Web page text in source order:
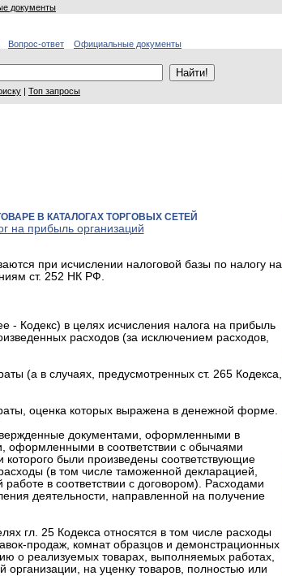
документы
Вопрос-ответ
Официальные документы
| Топ запросы
В КАТАЛОГАХ ТОРГОВЫХ СЕТЕЙ
на прибыль организаций
при исчислении налоговой базы по налогу на
ст. 252 НК РФ.
- Кодекс) в целях исчисления налога на прибыль
расходов (за исключением расходов,
(а в случаях, предусмотренных ст. 265 Кодекса,
оценка которых выражена в денежной форме.
документами, оформленными в
оформленными в соответствии с обычаями
были произведены соответствующие
(в том числе таможенной декларацией,
в соответствии с договором). Расходами
деятельности, направленной на получение
гл. 25 Кодекса относятся в том числе расходы
продаж, комнат образцов и демонстрационных
о реализуемых товарах, выполняемых работах,
организации, на уценку товаров, полностью или